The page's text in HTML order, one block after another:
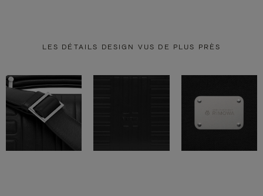
LES DÉTAILS DESIGN VUS DE PLUS PRÈS